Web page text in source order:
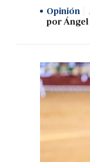
Opinión
por